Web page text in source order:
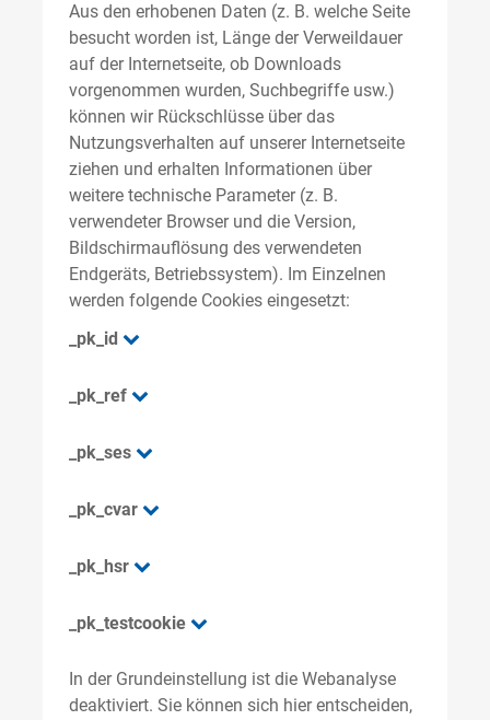
Aus den erhobenen Daten (z. B. welche Seite
besucht worden ist, Länge der Verweildauer
auf der Internetseite, ob Downloads
vorgenommen wurden, Suchbegriffe usw.)
können wir Rückschlüsse über das
Nutzungsverhalten auf unserer Internetseite
ziehen und erhalten Informationen über
weitere technische Parameter (z. B.
verwendeter Browser und die Version,
Bildschirmauflösung des verwendeten
Endgeräts, Betriebssystem). Im Einzelnen
werden folgende Cookies eingesetzt:
_pk_id
_pk_ref
_pk_ses
_pk_cvar
_pk_hsr
_pk_testcookie
In der Grundeinstellung ist die Webanalyse
deaktiviert. Sie können sich hier entscheiden,